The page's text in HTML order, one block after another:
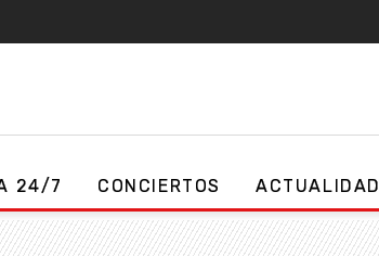
24/7 CONCIERTOS ACTUALIDAD